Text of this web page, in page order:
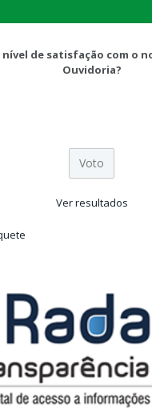
nível de satisfação com o
Ouvidoria?
Ver resultados